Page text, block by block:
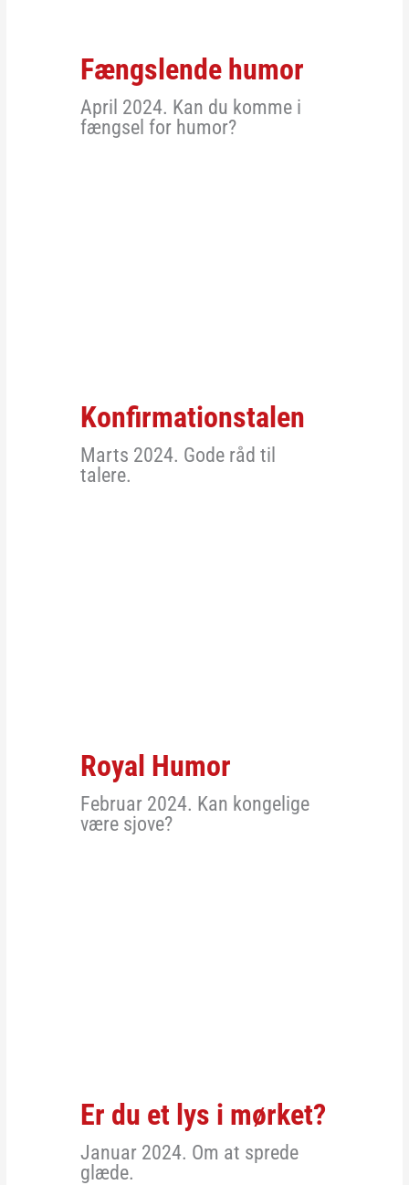
Fængslende humor
April 2024. Kan du komme i
fængsel for humor?
Konfirmationstalen
Marts 2024. Gode råd til
talere.
Royal Humor
Februar 2024. Kan kongelige
være sjove?
Er du et lys i mørket?
Januar 2024. Om at sprede
glæde.